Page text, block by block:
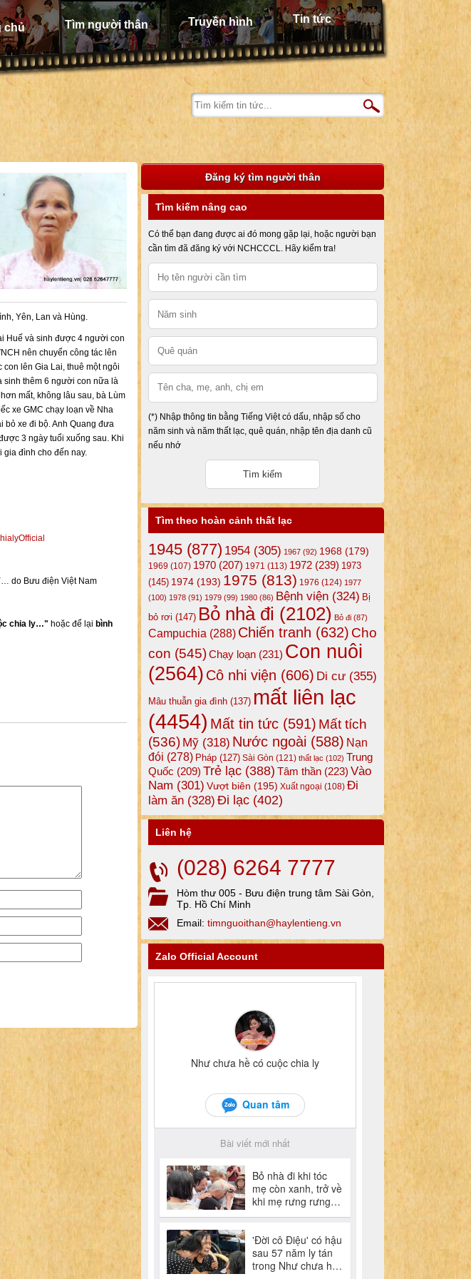
chủ Tìm người thân Truyền hình Tin tức
Yên, Lan và Hùng.
Huế và sinh được 4 người con
nên chuyển công tác lên
lên Gia Lai, thuê một ngôi
sinh thêm 6 người con nữa là
mất, không lâu sau, bà Lùm
xe GMC chạy loạn về Nha
bỏ xe đi bộ. Anh Quang đưa
3 ngày tuổi xuống sau. Khi
đình cho đến nay.
do Bưu điện Việt Nam
chia ly…" hoặc để lại bình
Đăng ký tìm người thân
Tìm kiếm nâng cao
Có thể bạn đang được ai đó mong gặp lại, hoặc người bạn
cần tìm đã đăng ký với NCHCCCL. Hãy kiểm tra!
(*) Nhập thông tin bằng Tiếng Việt có dấu, nhập số cho
năm sinh và năm thất lạc, quê quán, nhập tên địa danh cũ
nếu nhớ
Tìm theo hoàn cảnh thất lạc
1945 (877) 1954 (305) 1967 (92) 1968 (179)
1969 (107) 1970 (207) 1971 (113) 1972 (239) 1973
(145) 1974 (193) 1975 (813) 1976 (124) 1977
(100) 1978 (91) 1979 (99) 1980 (86) Bệnh viện (324) Bị
bỏ rơi (147) Bỏ nhà đi (2102) Bỏ đi (87)
Campuchia (288) Chiến tranh (632) Cho
con (545)Chạy loạn (231) Con nuôi
(2564) Cô nhi viện (606) Di cư (355)
Mâu thuẫn gia đình (137) mất liên lạc
(4454) Mất tin tức (591) Mất tích
(536) Mỹ (318) Nước ngoài (588) Nạn
đói (278) Pháp (127) Sài Gòn (121) thất lạc (102) Trung
Quốc (209) Trẻ lạc (388) Tâm thần (223) Vào
Nam (301) Vượt biên (195) Xuất ngoại (108) Đi
làm ăn (328) Đi lạc (402)
Liên hệ
(028) 6264 7777
Hòm thư 005 - Bưu điện trung tâm Sài Gòn,
Tp. Hồ Chí Minh
Email: timnguoithan@haylentieng.vn
Zalo Official Account